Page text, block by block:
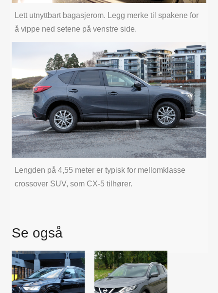
Lett utnyttbart bagasjerom. Legg merke til spakene for
å vippe ned setene på venstre side.
Lengden på 4,55 meter er typisk for mellomklasse
crossover SUV, som CX-5 tilhører.
Se også